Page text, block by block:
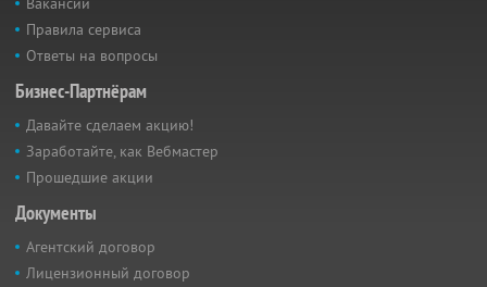
Правила сервиса
Ответы на вопросы
Бизнес-Партнёрам
Давайте сделаем акцию!
Заработайте, как Вебмастер
Прошедшие акции
Документы
Агентский договор
Лицензионный договор